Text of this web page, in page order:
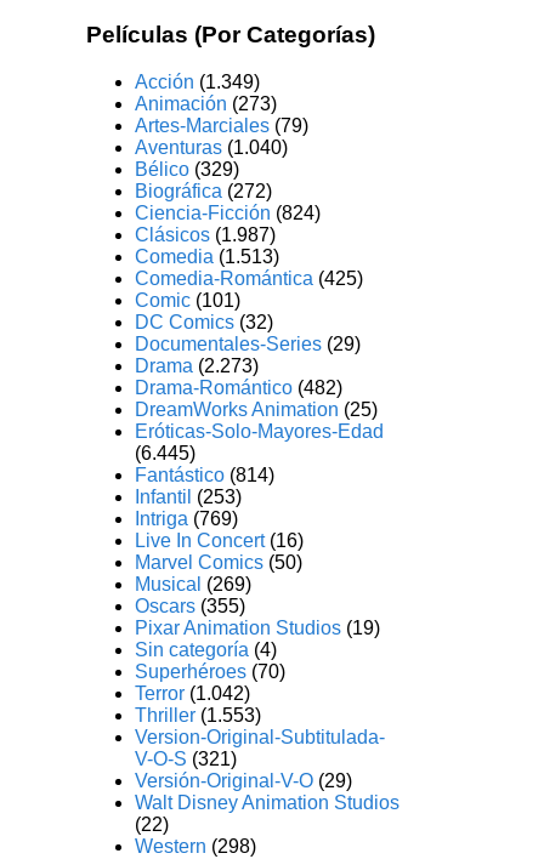
Películas (Por Categorías)
Acción (1.349)
Animación (273)
Artes-Marciales (79)
Aventuras (1.040)
Bélico (329)
Biográfica (272)
Ciencia-Ficción (824)
Clásicos (1.987)
Comedia (1.513)
Comedia-Romántica (425)
Comic (101)
DC Comics (32)
Documentales-Series (29)
Drama (2.273)
Drama-Romántico (482)
DreamWorks Animation (25)
Eróticas-Solo-Mayores-Edad
(6.445)
Fantástico (814)
Infantil (253)
Intriga (769)
Live In Concert(16)
Marvel Comics (50)
Musical (269)
Oscars (355)
Pixar Animation Studios (19)
Sin categoría (4)
Superhéroes (70)
Terror (1.042)
Thriller (1.553)
Version-Original-Subtitulada-
V-O-S (321)
Versión-Original-V-O (29)
Walt Disney Animation Studios
(22)
Western (298)